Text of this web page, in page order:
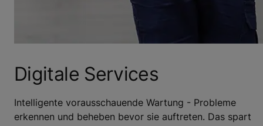
Digitale Services
Intelligente vorausschauende Wartung - Probleme
erkennen und beheben bevor sie auftreten. Das spart